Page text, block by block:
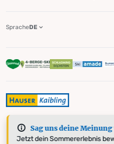
Sag uns deine
Jetzt dein Sommererlebnis
SpracheDE